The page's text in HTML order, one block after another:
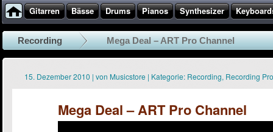
Gitarren Bässe Drums Pianos Synthesizer
Recording Mega Deal – ART Pro Channel
15. Dezember 2010 | von Musicstore | Kategorie: Recording, Recording
Mega Deal – ART Pro Channel